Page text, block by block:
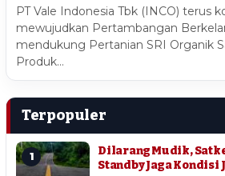
PT Vale Indonesia Tbk (INCO) terus
mewujudkan Pertambangan
mendukung Pertanian SRI Organik
Produk…
Terpopuler
1
Dilarang Mudik,
Standby Jaga Kondisi